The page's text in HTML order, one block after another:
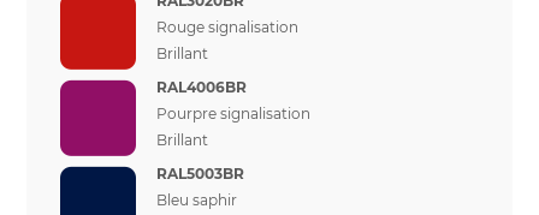
Rouge signalisation
Brillant
RAL4006BR
Pourpre signalisation
Brillant
RAL5003BR
Bleu saphir